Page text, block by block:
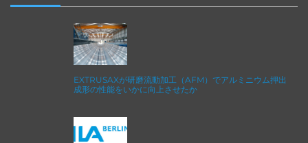
EXTRUSAXが研磨流動加工（AFM）でアルミニウム押出
成形の性能をいかに向上させたか